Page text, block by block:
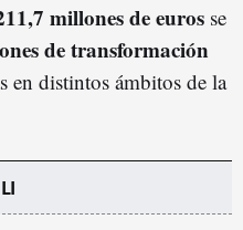
millones de euros se
de transformación
en distintos ámbitos de la